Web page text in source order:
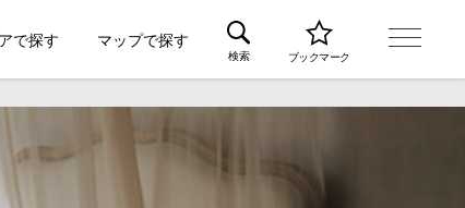
で探す マップで探す
検索 ブックマーク